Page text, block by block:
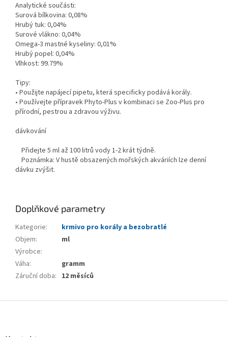
Analytické součásti:
Surová bílkovina: 0,08%
Hrubý tuk: 0,04%
Surové vlákno: 0,04%
Omega-3 mastné kyseliny: 0,01%
Hrubý popel: 0,04%
Vlhkost: 99.79%
Tipy:
• Použijte napájecí pipetu, která specificky podává korály.
• Používejte přípravek Phyto-Plus v kombinaci se Zoo-Plus pro
přírodní, pestrou a zdravou výživu.
dávkování
Přidejte 5 ml až 100 litrů vody 1-2 krát týdně.
Poznámka: V hustě obsazených mořských akváriích lze denní
dávku zvýšit.
Doplňkové parametry
Kategorie:
krmivo pro korály a bezobratlé
Objem:
ml
Výrobce:
Váha:
gramm
Záruční doba: 12 měsíců